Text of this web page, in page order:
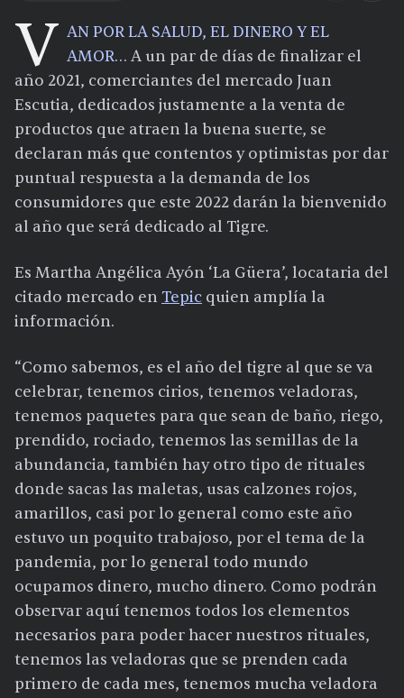
V AN POR LA SALUD, EL DINERO Y EL
AMOR… A un par de días de finalizar el
año 2021, comerciantes del mercado Juan
Escutia, dedicados justamente a la venta de
productos que atraen la buena suerte, se
declaran más que contentos y optimistas por dar
puntual respuesta a la demanda de los
consumidores que este 2022 darán la bienvenido
al año que será dedicado al Tigre.
Es Martha Angélica Ayón ‘La Güera’, locataria del
citado mercado enTepic quien amplía la
información.
“Como sabemos, es el año del tigre al que se va
celebrar, tenemos cirios, tenemos veladoras,
tenemos paquetes para que sean de baño, riego,
prendido, rociado, tenemos las semillas de la
abundancia, también hay otro tipo de rituales
donde sacas las maletas, usas calzones rojos,
amarillos, casi por lo general como este año
estuvo un poquito trabajoso, por el tema de la
pandemia, por lo general todo mundo
ocupamos dinero, mucho dinero. Como podrán
observar aquí tenemos todos los elementos
necesarios para poder hacer nuestros rituales,
tenemos las veladoras que se prenden cada
primero de cada mes, tenemos mucha veladora